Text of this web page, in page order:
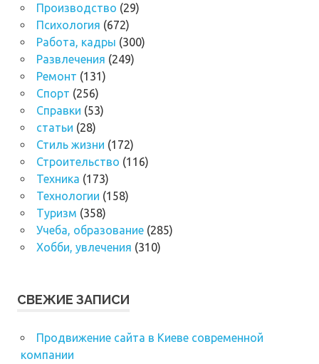
Производство (29)
Психология (672)
Работа, кадры (300)
Развлечения (249)
Ремонт (131)
Спорт (256)
Справки (53)
статьи (28)
Стиль жизни (172)
Строительство (116)
Техника (173)
Технологии (158)
Туризм (358)
Учеба, образование(285)
Хобби, увлечения (310)
СВЕЖИЕ ЗАПИСИ
Продвижение сайта в Киеве современной
компании